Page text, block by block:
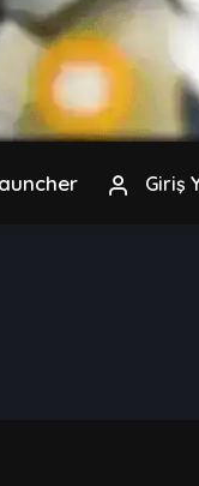
Giriş